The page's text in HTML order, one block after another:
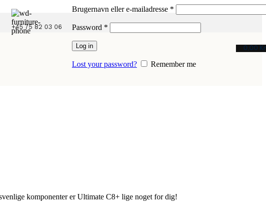
+45 75 82 03 06
Brugernavn eller e-mailadresse *
Password *
Log in
Lost your password? Remember me
0,00
komponenter er Ultimate C8+ lige noget for dig!